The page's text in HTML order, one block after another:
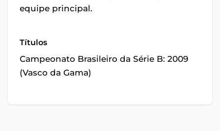
equipe principal.
Títulos
Campeonato Brasileiro da Série B: 2009
(Vasco da Gama)